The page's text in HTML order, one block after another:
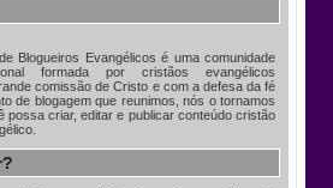
Blogueiros Evangélicos é uma comunidade
formada por cristãos evangélicos
comissão de Cristo e com a defesa da fé
de blogagem que reunimos, nós o tornamos
possa criar, editar e publicar conteúdo cristão